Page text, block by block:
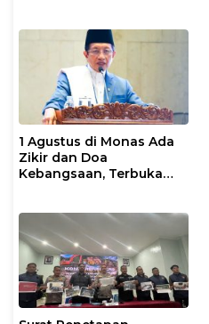
1 Agustus di Monas Ada
Zikir dan Doa
Kebangsaan, Terbuka